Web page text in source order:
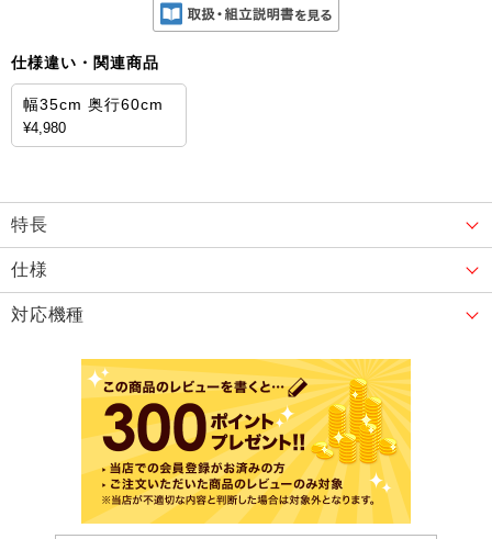
仕様違い・関連商品
幅35cm 奥行60cm
¥4,980
特長
仕様
対応機種